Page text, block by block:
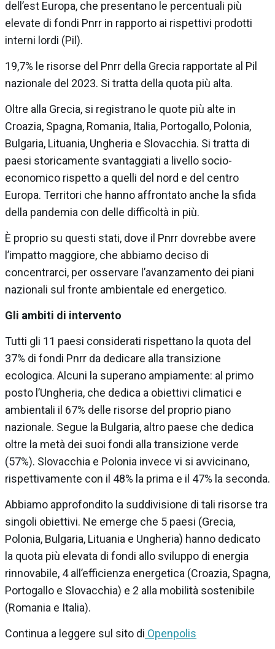
dell’est Europa, che presentano le percentuali più
elevate di fondi Pnrr in rapporto ai rispettivi prodotti
interni lordi (Pil).
19,7% le risorse del Pnrr della Grecia rapportate al Pil
nazionale del 2023. Si tratta della quota più alta.
Oltre alla Grecia, si registrano le quote più alte in
Croazia, Spagna, Romania, Italia, Portogallo, Polonia,
Bulgaria, Lituania, Ungheria e Slovacchia. Si tratta di
paesi storicamente svantaggiati a livello socio-
economico rispetto a quelli del nord e del centro
Europa. Territori che hanno affrontato anche la sfida
della pandemia con delle difficoltà in più.
È proprio su questi stati, dove il Pnrr dovrebbe avere
l’impatto maggiore, che abbiamo deciso di
concentrarci, per osservare l’avanzamento dei piani
nazionali sul fronte ambientale ed energetico.
Gli ambiti di intervento
Tutti gli 11 paesi considerati rispettano la quota del
37% di fondi Pnrr da dedicare alla transizione
ecologica. Alcuni la superano ampiamente: al primo
posto l’Ungheria, che dedica a obiettivi climatici e
ambientali il 67% delle risorse del proprio piano
nazionale. Segue la Bulgaria, altro paese che dedica
oltre la metà dei suoi fondi alla transizione verde
(57%). Slovacchia e Polonia invece vi si avvicinano,
rispettivamente con il 48% la prima e il 47% la seconda.
Abbiamo approfondito la suddivisione di tali risorse tra
singoli obiettivi. Ne emerge che 5 paesi (Grecia,
Polonia, Bulgaria, Lituania e Ungheria) hanno dedicato
la quota più elevata di fondi allo sviluppo di energia
rinnovabile, 4 all’efficienza energetica (Croazia, Spagna,
Portogallo e Slovacchia) e 2 alla mobilità sostenibile
(Romania e Italia).
Continua a leggere sul sito di Openpolis